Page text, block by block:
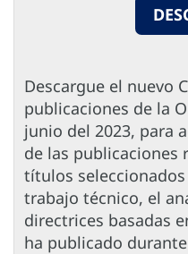
Descargue el nuevo
publicaciones de la
junio del 2023, para
de las publicaciones
títulos
trabajo técnico, el
directrices basadas
ha publicado